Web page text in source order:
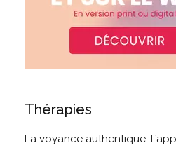
Thérapies
La voyance authentique,